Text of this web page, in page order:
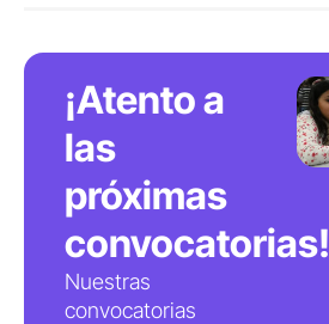
¡Atento a
las
próximas
convocatorias!
Nuestras
convocatorias